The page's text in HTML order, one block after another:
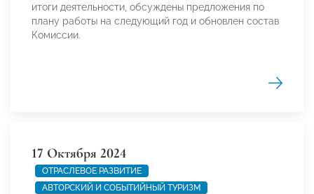
итоги деятельности, обсуждены предложения по
плану работы на следующий год и обновлен состав
Комиссии.
17 Октября 2024
ОТРАСЛЕВОЕ РАЗВИТИЕ
АВТОРСКИЙ И СОБЫТИЙНЫЙ ТУРИЗМ